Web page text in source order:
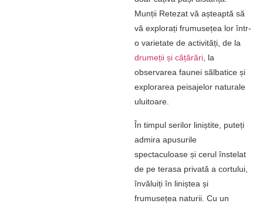
Munții Retezat vă așteaptă să
vă explorați frumusețea lor într-
o varietate de activități, de la
drumeții și cățărări, la
observarea faunei sălbatice și
explorarea peisajelor naturale
uluitoare.
În timpul serilor liniștite, puteți
admira apusurile
spectaculoase și cerul înstelat
de pe terasa privată a cortului,
învăluiți în liniștea și
frumusețea naturii. Cu un